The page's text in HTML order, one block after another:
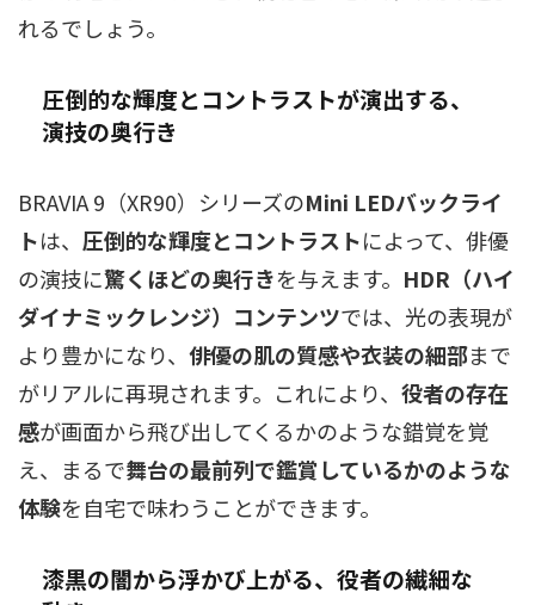
れるでしょう。
圧倒的な輝度とコントラストが演出する、
演技の奥行き
BRAVIA 9（XR90）シリーズのMini LEDバックライ
トは、 圧倒的な輝度とコントラストによって、俳優
の演技に驚くほどの奥行きを与えます。 HDR（ハイ
ダイナミックレンジ）コンテンツでは、光の表現が
より豊かになり、 俳優の肌の質感や衣装の細部まで
がリアルに再現されます。これにより、 役者の存在
感が画面から飛び出してくるかのような錯覚を覚
え、まるで舞台の最前列で鑑賞しているかのような
体験を自宅で味わうことができます。
漆黒の闇から浮かび上がる、役者の繊細な